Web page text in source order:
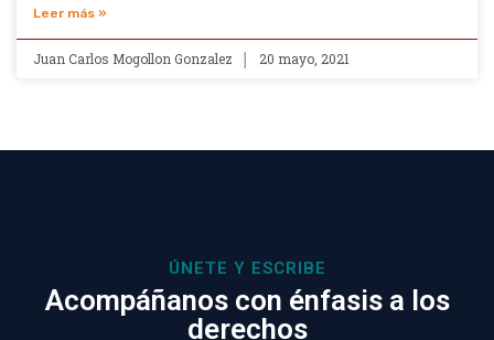
Leer más »
Juan Carlos Mogollon Gonzalez 20 mayo, 2021
ÚNETE Y ESCRIBE
Acompáñanos con énfasis a los
derechos